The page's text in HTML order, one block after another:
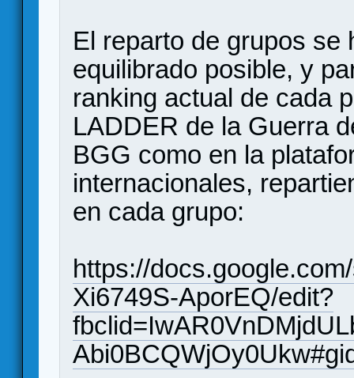
El reparto de grupos se
equilibrado posible, y
ranking actual de cada
LADDER de la Guerra
BGG como en la
internacionales,
en cada grupo:
https://
Xi6749S-AporEQ/edit?